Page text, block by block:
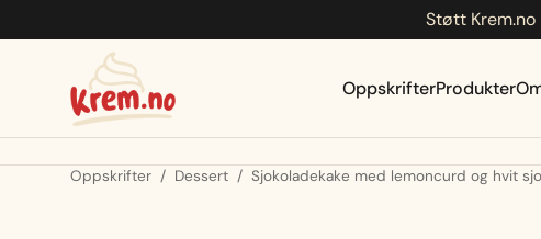
Støtt
OppskrifterProdukter
Oppskrifter / Dessert / Sjokoladekake med lemoncurd og hvit